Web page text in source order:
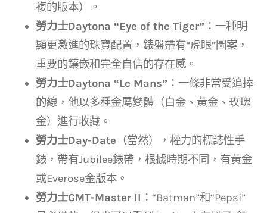
複的版本）。
勞力士Daytona “Eye of the Tiger” ：一種明
顯更激進的珠寶配置，錶盤帶有“虎眼”圖案，
重要的鑲嵌和完全自信的存在感。
勞力士Daytona “Le Mans” ：一條非常受追捧
的線，他以多種金屬變體（白金、黃金、玫瑰
金）進行收藏。
勞力士Day-Date （當然），權力的標誌性手
錶，帶有Jubilee錶帶，根據時期不同，有黃金
或Everose金版本。
勞力士GMT-Master II ：“Batman”和“Pepsi”